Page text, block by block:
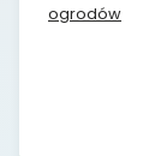
ogrodów